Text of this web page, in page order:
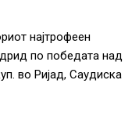
најтрофеен
по победата над
во Ријад, Саудиска